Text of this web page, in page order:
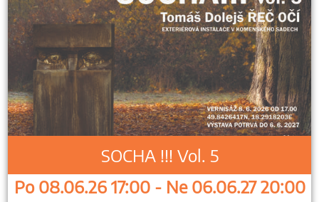
SOCHA !!! Vol. 5
Po 08.06.26 17:00 - Ne 06.06.27 20:00